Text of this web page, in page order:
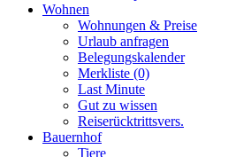
Wohnen
Wohnungen & Preise
Urlaub anfragen
Belegungskalender
Merkliste (0)
Last Minute
Gut zu wissen
Reiserücktrittsvers.
Bauernhof
Tiere